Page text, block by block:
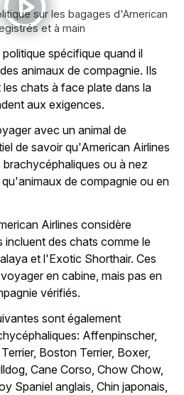
sur les bagages d'American
et à main
spécifique quand il
animaux de compagnie. Ils
chats à face plate dans la
aux exigences.
avec un animal de
de savoir qu'American Airlines
ou à nez
de compagnie ou en
Airlines considère
des chats comme le
et l'Exotic Shorthair. Ces
en cabine, mais pas en
vérifiés.
sont également
Affenpinscher,
Boston Terrier, Boxer,
Cane Corso, Chow Chow,
Spaniel anglais, Chin japonais,